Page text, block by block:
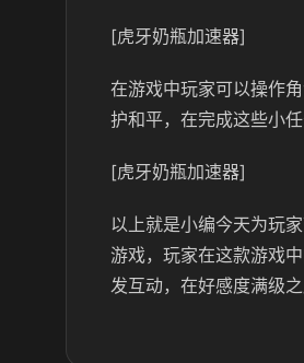
[虎牙奶瓶加速器]
在游戏中玩家可以操作
护和平，在完成这些小
[虎牙奶瓶加速器]
以上就是小编今天为玩
游戏，玩家在这款游戏
发互动，在好感度满级